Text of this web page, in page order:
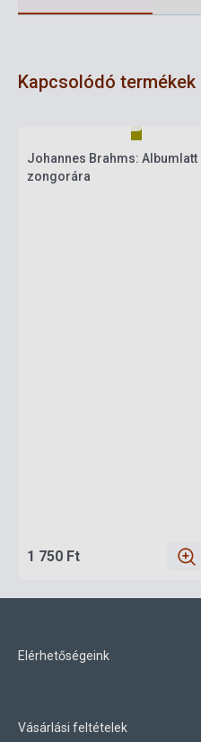
Kapcsolódó termékek
Johannes Brahms: Albumlatt
zongorára
1 750 Ft
Elérhetőségeink
Vásárlási feltételek